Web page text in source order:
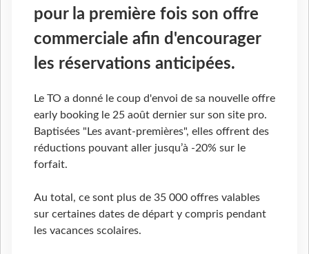
pour la première fois son offre
commerciale afin d'encourager
les réservations anticipées.
Le TO a donné le coup d'envoi de sa nouvelle offre
early booking le 25 août dernier sur son site pro.
Baptisées "Les avant-premières", elles offrent des
réductions pouvant aller jusqu’à -20% sur le
forfait.
Au total, ce sont plus de 35 000 offres valables
sur certaines dates de départ y compris pendant
les vacances scolaires.